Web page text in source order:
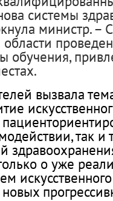
системы
министр. –
обучения,
вызвала
так и
о уже